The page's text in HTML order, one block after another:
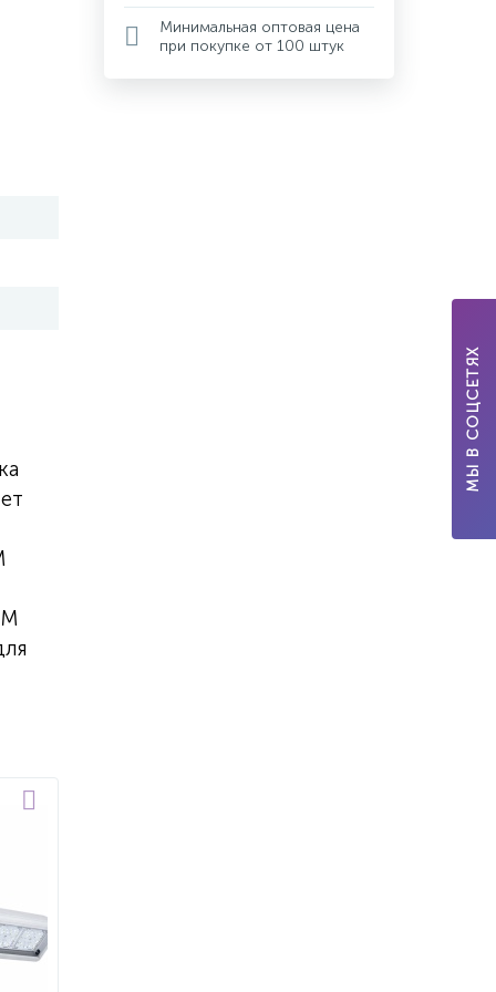
Минимальная оптовая цена
при покупке от 100 штук
МЫ В СОЦСЕТЯХ